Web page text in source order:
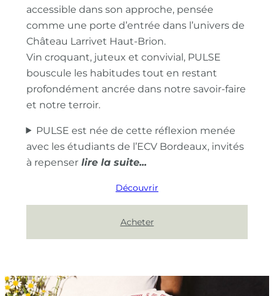
accessible dans son approche, pensée
comme une porte d’entrée dans l’univers de
Château Larrivet Haut-Brion.
Vin croquant, juteux et convivial, PULSE
bouscule les habitudes tout en restant
profondément ancrée dans notre savoir-faire
et notre terroir.
PULSE est née de cette réflexion menée
avec les étudiants de l’ECV Bordeaux, invités
à repenser
Découvrir
Acheter